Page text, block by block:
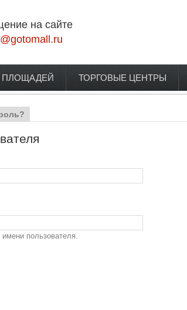
на сайте
ПЛОЩАДЕЙ ТОРГОВЫЕ ЦЕНТРЫ
пользователя.